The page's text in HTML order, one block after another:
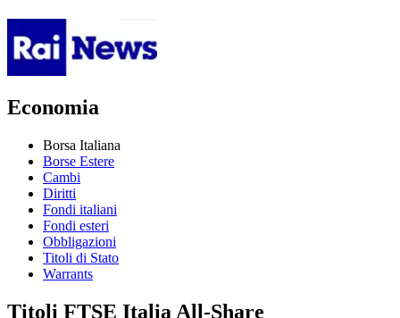
Economia
Borsa Italiana
Borse Estere
Cambi
Diritti
Fondi italiani
Fondi esteri
Obbligazioni
Titoli di Stato
Warrants
Titoli FTSE Italia All-Share